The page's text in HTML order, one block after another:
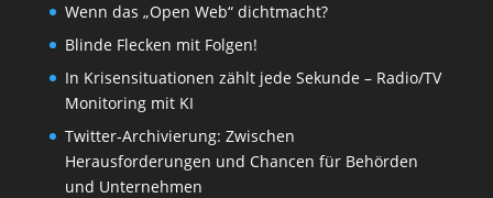
Wenn das „Open Web“ dichtmacht?
Blinde Flecken mit Folgen!
In Krisensituationen zählt jede Sekunde – Radio/TV
Monitoring mit KI
Twitter-Archivierung: Zwischen
Herausforderungen und Chancen für Behörden
und Unternehmen